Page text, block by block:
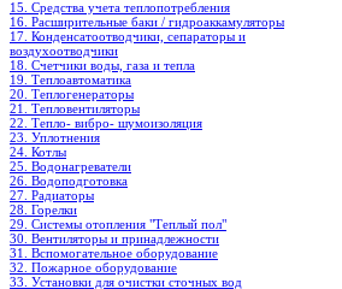
15. Средства учета теплопотребления
16. Расширительные баки / гидроаккамуляторы
17. Конденсатоотводчики, сепараторы и
воздухоотводчики
18. Счетчики воды, газа и тепла
19. Теплоавтоматика
20. Теплогенераторы
21. Тепловентиляторы
22. Тепло- вибро- шумоизоляция
23. Уплотнения
24. Котлы
25. Водонагреватели
26. Водоподготовка
27. Радиаторы
28. Горелки
29. Системы отопления "Теплый пол"
30. Вентиляторы и принадлежности
31. Вспомогательное оборудование
32. Пожарное оборудование
33. Установки для очистки сточных вод